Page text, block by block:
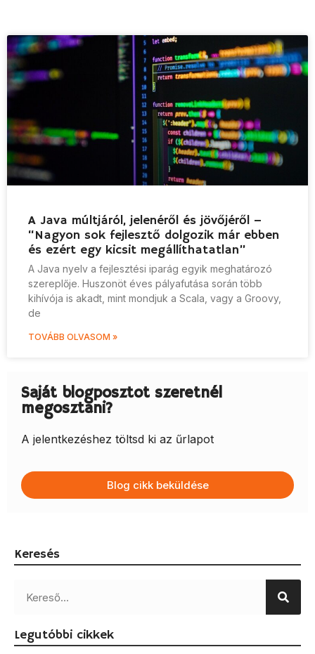
A Java múltjáról, jelenéről és jövőjéről –
“Nagyon sok fejlesztő dolgozik már ebben
és ezért egy kicsit megállíthatatlan”
A Java nyelv a fejlesztési iparág egyik meghatározó
szereplője. Huszonöt éves pályafutása során több
kihívója is akadt, mint mondjuk a Scala, vagy a Groovy,
de
TOVÁBB OLVASOM »
Saját blogposztot szeretnél
megosztani?
A jelentkezéshez töltsd ki az űrlapot
Blog cikk beküldése
Keresés
Legutóbbi cikkek